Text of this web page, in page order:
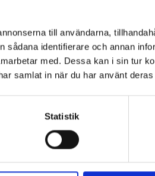
till användarna,
identifierare och annan
med. Dessa kan i sin tur
samlat in när du har använt deras
Statistik